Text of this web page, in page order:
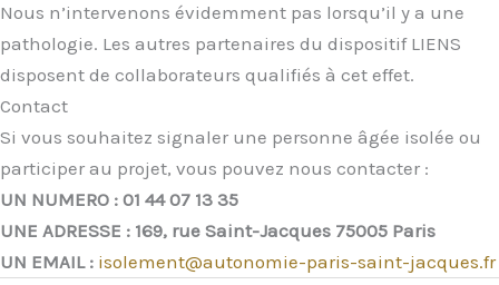
Nous n’intervenons évidemment pas lorsqu’il y a une
pathologie. Les autres partenaires du dispositif LIENS
disposent de collaborateurs qualifiés à cet effet.
Contact
Si vous souhaitez signaler une personne âgée isolée ou
participer au projet, vous pouvez nous contacter :
UN NUMERO : 01 44 07 13 35
UNE ADRESSE : 169, rue Saint-Jacques 75005 Paris
UN EMAIL : isolement@autonomie-paris-saint-jacques.fr